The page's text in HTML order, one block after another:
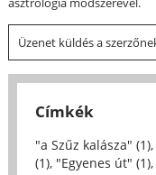
Üzenet küldés a
Címkék
"a Szűz kalásza" (1),
(1), "Egyenes út" (1),